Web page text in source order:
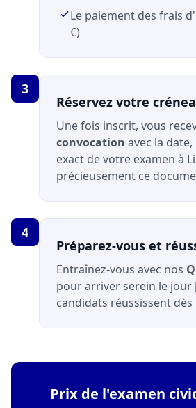
Le paiement des frais
€)
3
Réservez votre
Une fois inscrit, vous
convocation avec la
exact de votre examen à
précieusement ce
4
Préparez-vous et
Entraînez-vous avec nos
pour arriver serein le jour
candidats réussissent
Prix de l'examen